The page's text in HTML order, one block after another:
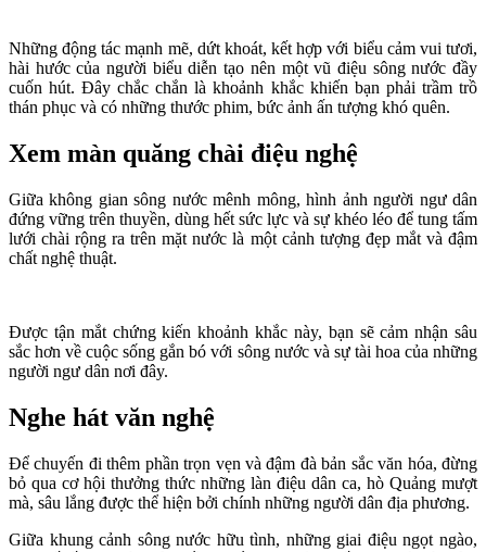
Những động tác mạnh mẽ, dứt khoát, kết hợp với biểu cảm vui tươi,
hài hước của người biểu diễn tạo nên một vũ điệu sông nước đầy
cuốn hút. Đây chắc chắn là khoảnh khắc khiến bạn phải trầm trồ
thán phục và có những thước phim, bức ảnh ấn tượng khó quên.
Xem màn quăng chài điệu nghệ
Giữa không gian sông nước mênh mông, hình ảnh người ngư dân
đứng vững trên thuyền, dùng hết sức lực và sự khéo léo để tung tấm
lưới chài rộng ra trên mặt nước là một cảnh tượng đẹp mắt và đậm
chất nghệ thuật.
Được tận mắt chứng kiến khoảnh khắc này, bạn sẽ cảm nhận sâu
sắc hơn về cuộc sống gắn bó với sông nước và sự tài hoa của những
người ngư dân nơi đây.
Nghe hát văn nghệ
Để chuyến đi thêm phần trọn vẹn và đậm đà bản sắc văn hóa, đừng
bỏ qua cơ hội thưởng thức những làn điệu dân ca, hò Quảng mượt
mà, sâu lắng được thể hiện bởi chính những người dân địa phương.
Giữa khung cảnh sông nước hữu tình, những giai điệu ngọt ngào,